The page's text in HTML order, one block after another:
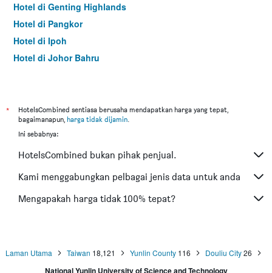
Hotel di Genting Highlands
Hotel di Pangkor
Hotel di Ipoh
Hotel di Johor Bahru
Hotel di Kuching
Hotel di Tokyo
Hotel di Bangkok
Hotel di Putrajaya
Hotel di Shah Alam
*
HotelsCombined sentiasa berusaha mendapatkan harga yang tepat,
bagaimanapun, harga tidak dijamin.
Ini sebabnya:
HotelsCombined bukan pihak penjual.
Kami menggabungkan pelbagai jenis data untuk anda
Mengapakah harga tidak 100% tepat?
Laman Utama Taiwan 18,121 Yunlin County 116 Douliu City26
National Yunlin University of Science and Technology